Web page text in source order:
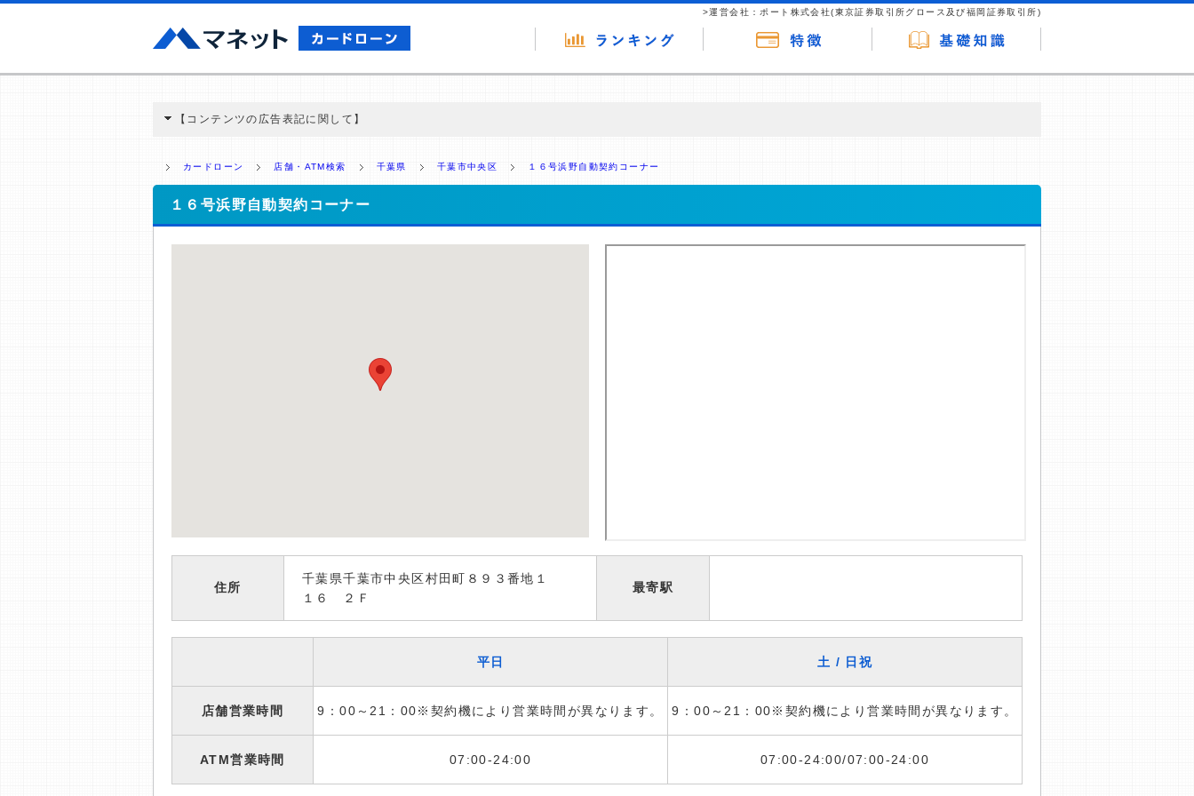
>運営会社：ポート株式会社(東京証券取引所グロース及び福岡証券取引所)
【コンテンツの広告表記に関して】
ミ収集などに基づき、公平性を担保した情報提供を行っています。
>提携企業一覧
カードローン 店舗・ATM検索 千葉県 千葉市中央区 １６号浜野自動契約コーナー
１６号浜野自動契約コーナー
住所
千葉県千葉市中央区村田町８９３番地１
１６ ２Ｆ
最寄駅
平日 土 / 日祝
店舗営業時間 9：00～21：00※契約機により営業時間が異なります。 9：00～21：00※契約機により営業時間が異なります。
ATM営業時間 07:00-24:00 07:00-24:00/07:00-24:00